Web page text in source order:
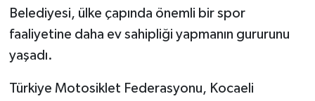
Belediyesi, ülke çapında önemli bir spor
faaliyetine daha ev sahipliği yapmanın gururunu
yaşadı.
Türkiye Motosiklet Federasyonu, Kocaeli